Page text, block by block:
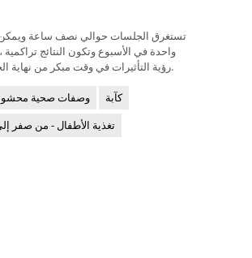
تستغرق الجلسات حوالي نصف ساعة
واحدة في الأسبوع وتكون النتائج
رؤية التأثيرات في وقت مبكر من نهاية الجلسة الأولى.
وصفات صحية
كآبة
تغذية الأطفال - من صفر إلى 36